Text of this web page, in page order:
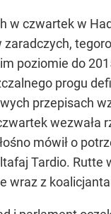
w czwartek w
poziomie do
progu
przepisach
wezwała
mówił o
Tardio. Rutte
wraz z